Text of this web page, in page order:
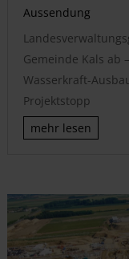
Aussendung
Gemeinde Kals ab
Wasserkraft-
Projektstopp
mehr lesen